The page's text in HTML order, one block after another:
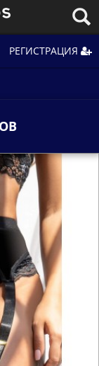
РЕГИСТРАЦИЯ